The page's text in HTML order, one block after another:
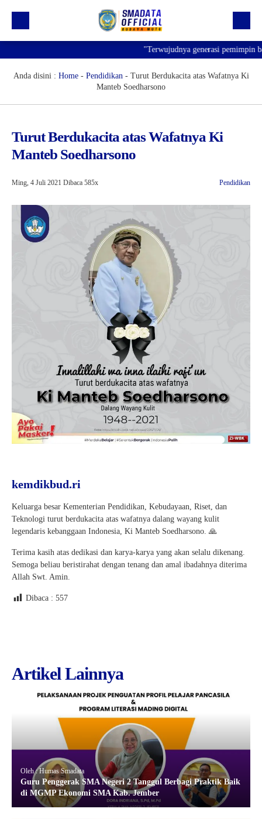
Profil
Informasi
"Terwujudnya generasi pemimpin
Anda disini : Home- Pendidikan- Turut Berdukacita atas Wafatnya Ki
Manteb Soedharsono
Turut Berdukacita atas Wafatnya Ki
Manteb Soedharsono
Ming, 4 Juli 2021 Dibaca 585x Pendidikan
kemdikbud.ri
Keluarga besar Kementerian Pendidikan, Kebudayaan, Riset, dan
Teknologi turut berdukacita atas wafatnya dalang wayang kulit
legendaris kebanggaan Indonesia, Ki Manteb Soedharsono. 🙏
Terima kasih atas dedikasi dan karya-karya yang akan selalu dikenang.
Semoga beliau beristirahat dengan tenang dan amal ibadahnya diterima
Allah Swt. Amin.
Dibaca : 557
Artikel Lainnya
Oleh : Humas Smadata
Guru Penggerak SMA Negeri 2 Tanggul Berbagi Praktik Baik
di MGMP Ekonomi SMA Kab. Jember